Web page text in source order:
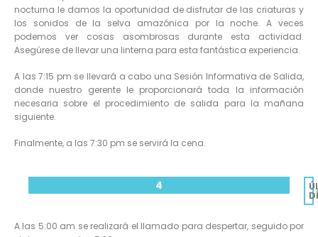
nocturna le damos la oportunidad de disfrutar de las criaturas y
los sonidos de la selva amazónica por la noche. A veces
podemos ver cosas asombrosas durante esta actividad.
Asegúrese de llevar una linterna para esta fantástica experiencia.
A las 7:15 pm se llevará a cabo una Sesión Informativa de Salida,
donde nuestro gerente le proporcionará toda la información
necesaria sobre el procedimiento de salida para la mañana
siguiente.
Finalmente, a las 7:30 pm se servirá la cena.
4
A las 5:00 am se realizará el llamado para despertar, seguido por